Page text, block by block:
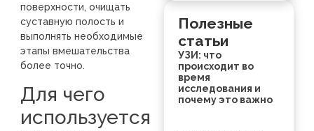
поверхности, очищать
суставную полость и
выполнять необходимые
этапы вмешательства
более точно.
Для чего
используется
Полезные
статьи
УЗИ: что
происходит во
время
исследования и
почему это важно